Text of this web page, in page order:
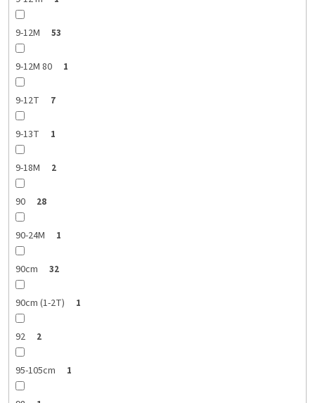
9-12M 53
9-12M 80 1
9-12T 7
9-13T 1
9-18M 2
90 28
90-24M 1
90cm 32
90cm (1-2T) 1
92 2
95-105cm 1